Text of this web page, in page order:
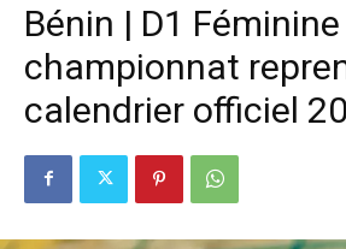
Bénin | D1 Féminine
championnat
calendrier officiel